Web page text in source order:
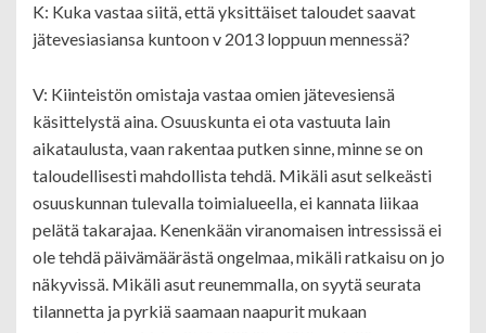
K: Kuka vastaa siitä, että yksittäiset taloudet saavat
jätevesiasiansa kuntoon v 2013 loppuun mennessä?
V: Kiinteistön omistaja vastaa omien jätevesiensä
käsittelystä aina. Osuuskunta ei ota vastuuta lain
aikataulusta, vaan rakentaa putken sinne, minne se on
taloudellisesti mahdollista tehdä. Mikäli asut selkeästi
osuuskunnan tulevalla toimialueella, ei kannata liikaa
pelätä takarajaa. Kenenkään viranomaisen intressissä ei
ole tehdä päivämäärästä ongelmaa, mikäli ratkaisu on jo
näkyvissä. Mikäli asut reunemmalla, on syytä seurata
tilannetta ja pyrkiä saamaan naapurit mukaan